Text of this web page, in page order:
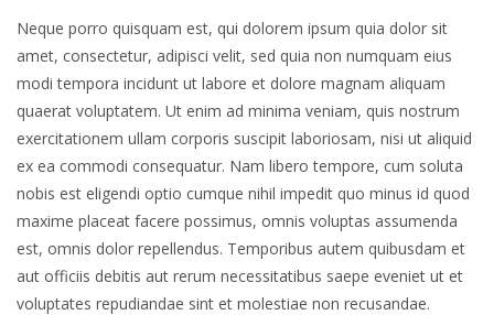
Neque porro quisquam est, qui dolorem ipsum quia dolor sit
amet, consectetur, adipisci velit, sed quia non numquam eius
modi tempora incidunt ut labore et dolore magnam aliquam
quaerat voluptatem. Ut enim ad minima veniam, quis nostrum
exercitationem ullam corporis suscipit laboriosam, nisi ut aliquid
ex ea commodi consequatur. Nam libero tempore, cum soluta
nobis est eligendi optio cumque nihil impedit quo minus id quod
maxime placeat facere possimus, omnis voluptas assumenda
est, omnis dolor repellendus. Temporibus autem quibusdam et
aut officiis debitis aut rerum necessitatibus saepe eveniet ut et
voluptates repudiandae sint et molestiae non recusandae.